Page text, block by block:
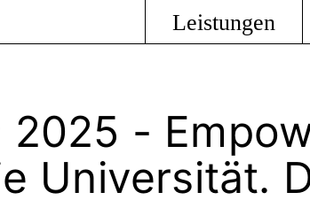
Leistungen
-
Universität.